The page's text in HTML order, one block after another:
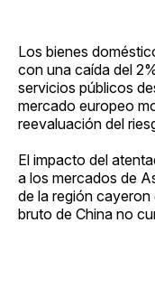
Los bienes
con una caída del
servicios públicos
mercado europeo
reevaluación del
El impacto del
a los mercados de
de la región
bruto de China no